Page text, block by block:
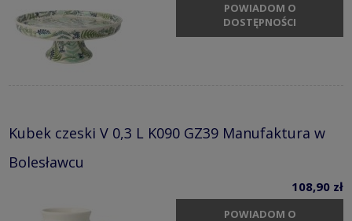
POWIADOM O
DOSTĘPNOŚCI
Kubek czeski V 0,3 L K090 GZ39 Manufaktura w
Bolesławcu
108,90 zł
POWIADOM O